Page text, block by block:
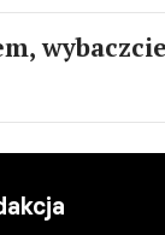
wybaczcie